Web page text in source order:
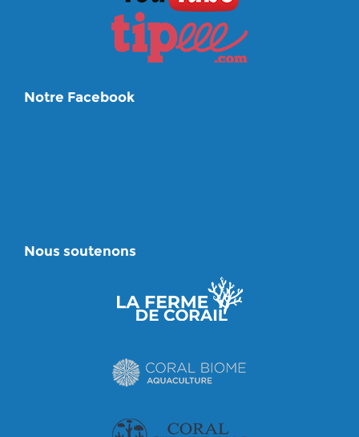
Notre Facebook
Nous soutenons